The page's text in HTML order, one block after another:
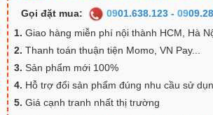
Gọi đặt mua: 0901.638.123 - 09
1. Giao hàng miễn phí nội thành HCM, Hà
2. Thanh toán thuận tiện Momo, VN Pay...
3. Sản phẩm mới 100%
4. Hỗ trợ đổi sản phẩm đúng nhu cầu sử
5. Giá cạnh tranh nhất thị trường